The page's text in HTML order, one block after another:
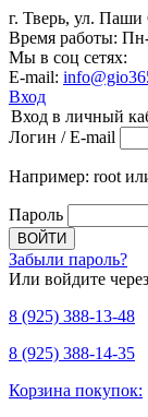
г. Тверь, ул. Паши
Время работы:
Мы в соц сетях:
E-mail:
Вход
Вход в личный
Логин / E-mail
Например: root
Пароль
Забыли пароль?
Или войдите
8 (925) 388-13-48
8 (925) 388-14-35
Корзина покупок: